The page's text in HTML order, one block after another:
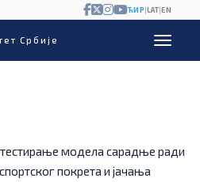
Србије
ЋИР|LAT|EN
модела сарадње ради
покрета и јачања